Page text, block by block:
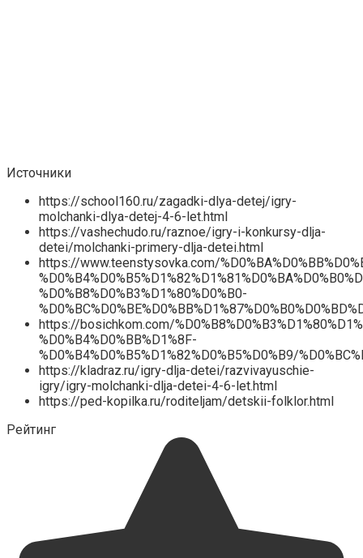
Источники
https://school160.ru/zagadki-dlya-detej/igry-
molchanki-dlya-detej-4-6-let.html
https://vashechudo.ru/raznoe/igry-i-konkursy-dlja-
detei/molchanki-primery-dlja-detei.html
https://www.teenstysovka.com/
%D0%B8%D0%B3%D1%80%D0%B0-
https://bosichkom.com/
%D0%B4%D0%BB%D1%8F-
%D0%B4%D0%B5%D1%82%D0%B5%D0%B9/
https://kladraz.ru/igry-dlja-detei/razvivayuschie-
igry/igry-molchanki-dlja-detei-4-6-let.html
https://ped-kopilka.ru/roditeljam/detskii-folklor.html
Рейтинг